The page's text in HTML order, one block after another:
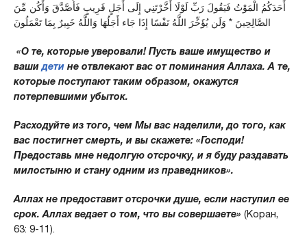
أَحَدَكُمُ الْمَوْتُ فَيَقُولَ رَبِّ لَوْلَا أَخَّرْتَنِي إِلَى أَجَلٍ قَرِيبٍ فَأَصَّدَّقَ وَأَكُن مِّنَ
الصَّالِحِينَ * وَلَن يُؤَخِّرَ اللَّهُ نَفْسًا إِذَا جَاء أَجَلُهَا وَاللَّهُ خَبِيرٌ بِمَا تَعْمَلُونَ
«О те, которые уверовали! Пусть ваше имущество и
вашидетине отвлекают вас от поминания Аллаха. А те,
которые поступают таким образом, окажутся
потерпевшими убыток.
Расходуйте из того, чем Мы вас наделили, до того, как
вас постигнет смерть, и вы скажете: «Господи!
Предоставь мне недолгую отсрочку, и я буду раздавать
милостыню и стану одним из праведников».
Аллах не предоставит отсрочки душе, если наступил ее
срок. Аллах ведает о том, что вы совершаете» (Коран,
63: 9-11).